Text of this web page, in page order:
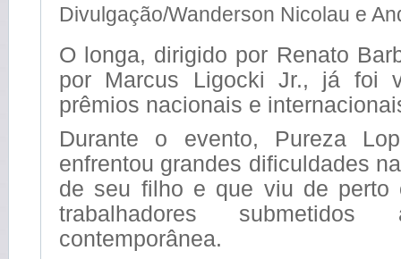
Divulgação/Wanderson Nicolau e
O longa, dirigido por Renato
por Marcus Ligocki Jr., já foi
prêmios nacionais e
Durante o evento, Pureza
enfrentou grandes dificuldades
de seu filho e que viu de perto
trabalhadores submetidos
contemporânea.